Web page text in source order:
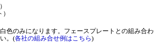
色のみになります。フェースプレートとの組み合
。(各社の組み合せ例はこちら)